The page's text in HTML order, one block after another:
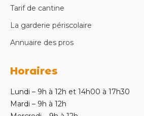
Tarif de cantine
La garderie périscolaire
Annuaire des pros
Horaires
Lundi – 9h à 12h et 14h00 à 17h30
Mardi – 9h à 12h